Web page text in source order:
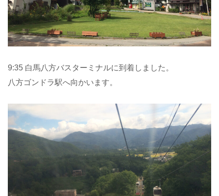
9:35 白馬八方バスターミナルに到着しました。
八方ゴンドラ駅へ向かいます。